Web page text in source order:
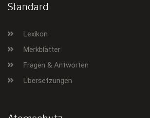
Standard
Lexikon
Merkblätter
Fragen & Antworten
Übersetzungen